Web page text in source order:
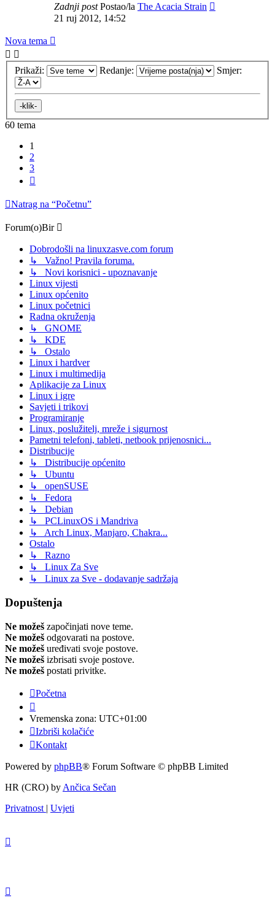
Zadnji postPostao/la The Acacia Strain
21 ruj 2012, 14:52
Nova tema
Prikaži: Redanje: Smjer:
60 tema
1
2
3
Natrag na “Početnu”
Forum(o)Bir
Dobrodošli na linuxzasve.com forum
↳ Važno! Pravila foruma.
↳ Novi korisnici - upoznavanje
Linux vijesti
Linux općenito
Linux početnici
Radna okruženja
↳ GNOME
↳ KDE
↳ Ostalo
Linux i hardver
Linux i multimedija
Aplikacije za Linux
Linux i igre
Savjeti i trikovi
Programiranje
Linux, poslužitelj, mreže i sigurnost
Pametni telefoni, tableti, netbook prijenosnici...
Distribucije
↳ Distribucije općenito
↳ Ubuntu
↳ openSUSE
↳ Fedora
↳ Debian
↳ PCLinuxOS i Mandriva
↳ Arch Linux, Manjaro, Chakra...
Ostalo
↳ Razno
↳ Linux Za Sve
↳ Linux za Sve - dodavanje sadržaja
Dopuštenja
Ne možeš započinjati nove teme.
Ne možeš odgovarati na postove.
Ne možeš uređivati svoje postove.
Ne možeš izbrisati svoje postove.
Ne možeš postati privitke.
Početna
Vremenska zona: UTC+01:00
Izbriši kolačiće
Kontakt
Powered by phpBB® Forum Software © phpBB Limited
HR (CRO) by Ančica Sečan
Privatnost | Uvjeti